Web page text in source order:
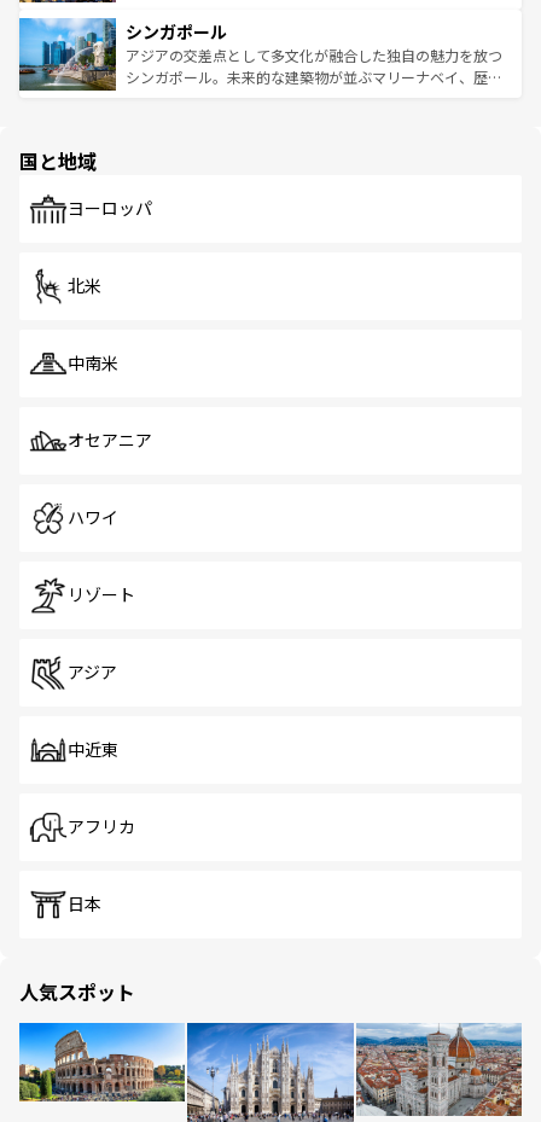
参照してほしい。
激する。気候は一年中温暖で、どの季節にも異なる楽しみ
が待っている。親しみやすいタイの人々、仏教を中心とし
た文化、そして多様な観光資源が、訪れる旅人を魅了し続
み、どこを訪れても感動するはず。観光スポットが密集し
ており、効率よく見どころを回れるのも魅力。息をのむよ
うな絶景から文化的な体験まで、香港を存分に楽しみ尽く
シンガポール
アジアの交差点として多文化が融合した独自の魅力を放つ
シンガポール。未来的な建築物が並ぶマリーナベイ、歴史
で、ホーカーズは地元の風情を楽しめる外せないスポット
国と地域
ヨーロッパ
北米
中南米
オセアニア
ハワイ
リゾート
アジア
中近東
アフリカ
日本
人気スポット